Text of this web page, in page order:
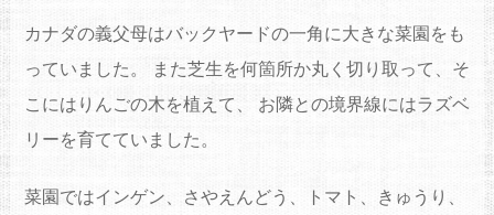
カナダの義父母はバックヤードの一角に大きな菜園をも
っていました。 また芝生を何箇所か丸く切り取って、そ
こにはりんごの木を植えて、 お隣との境界線にはラズベ
リーを育てていました。
菜園ではインゲン、さやえんどう、トマト、きゅうり、